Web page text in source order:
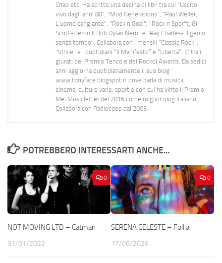
Chao etc. Ha scritto una decina di libri tra cui "Uscito
vivo dagli anni 80", "Mod Generations", "Paul Weller,
L’uomo cangiante", "Rock n Goal", "Rock n Spor"t, Gil
Scott-Heron Il Bob Dylan Nero" e "Ray Charles- Il genio
senza tempo". Collabora con i mensili “Classic Rock”,
"Vinile" e i quotidiani “Il Manifesto” e “Libertà”. E' tra i
giurati del Premio Tenco e del Rockol Awards. Da sedici
anni aggiorna quotidianamente il suo blog
www.tonyface.blogspot.it dove parla di musica,
cinema, culture varie, sport e con cui ha vinto il Premio
Mei Musicletter del 2016 come miglior blog italiano.
Collabora con Radiocoop dal 2003.
POTREBBERO INTERESSARTI ANCHE...
0
NOT MOVING LTD – Catman
31/01/2022
0
SERENA CELESTE – Follia
17/06/2026